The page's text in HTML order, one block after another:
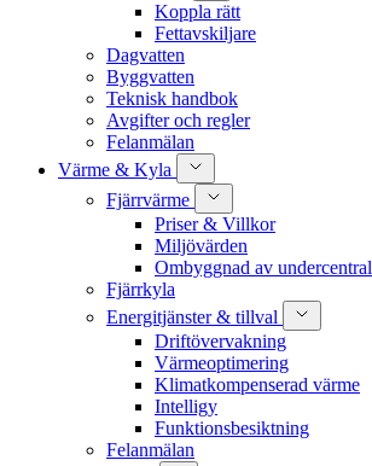
Koppla rätt
Fettavskiljare
Dagvatten
Byggvatten
Teknisk handbok
Avgifter och regler
Felanmälan
Värme & Kyla
Fjärrvärme
Priser & Villkor
Miljövärden
Ombyggnad av undercentral
Fjärrkyla
Energitjänster & tillval
Driftövervakning
Värmeoptimering
Klimatkompenserad värme
Intelligy
Funktionsbesiktning
Felanmälan